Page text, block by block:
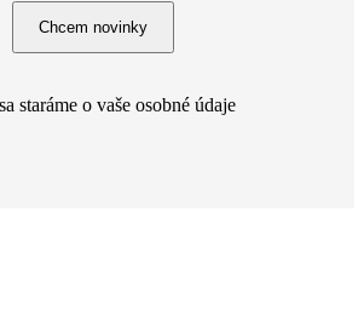
Chcem novinky
sa staráme o vaše osobné údaje